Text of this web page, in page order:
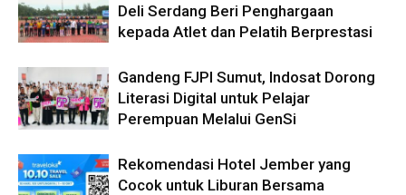
Deli Serdang Beri Penghargaan
kepada Atlet dan Pelatih Berprestasi
Gandeng FJPI Sumut, Indosat Dorong
Literasi Digital untuk Pelajar
Perempuan Melalui GenSi
Rekomendasi Hotel Jember yang
Cocok untuk Liburan Bersama